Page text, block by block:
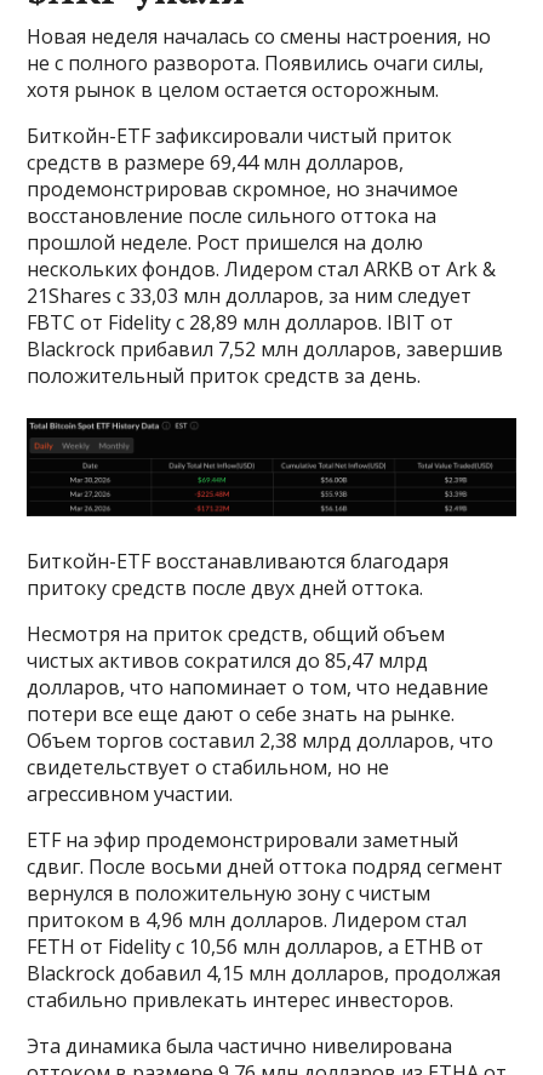
Новая неделя началась со смены настроения, но
не с полного разворота. Появились очаги силы,
хотя рынок в целом остается осторожным.
Биткойн-ETF зафиксировали чистый приток
средств в размере 69,44 млн долларов,
продемонстрировав скромное, но значимое
восстановление после сильного оттока на
прошлой неделе. Рост пришелся на долю
нескольких фондов. Лидером стал ARKB от Ark &
21Shares с 33,03 млн долларов, за ним следует
FBTC от Fidelity с 28,89 млн долларов. IBIT от
Blackrock прибавил 7,52 млн долларов, завершив
положительный приток средств за день.
Биткойн-ETF восстанавливаются благодаря
притоку средств после двух дней оттока.
Несмотря на приток средств, общий объем
чистых активов сократился до 85,47 млрд
долларов, что напоминает о том, что недавние
потери все еще дают о себе знать на рынке.
Объем торгов составил 2,38 млрд долларов, что
свидетельствует о стабильном, но не
агрессивном участии.
ETF на эфир продемонстрировали заметный
сдвиг. После восьми дней оттока подряд сегмент
вернулся в положительную зону с чистым
притоком в 4,96 млн долларов. Лидером стал
FETH от Fidelity с 10,56 млн долларов, а ETHB от
Blackrock добавил 4,15 млн долларов, продолжая
стабильно привлекать интерес инвесторов.
Эта динамика была частично нивелирована